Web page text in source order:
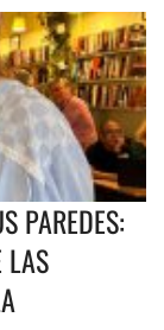
PAREDES:
LAS